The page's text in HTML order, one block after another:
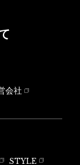
会社
STYLE